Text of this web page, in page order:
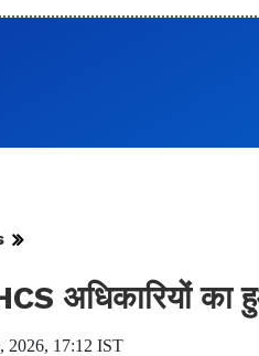
अधिकारियों
2026, 17:12 IST